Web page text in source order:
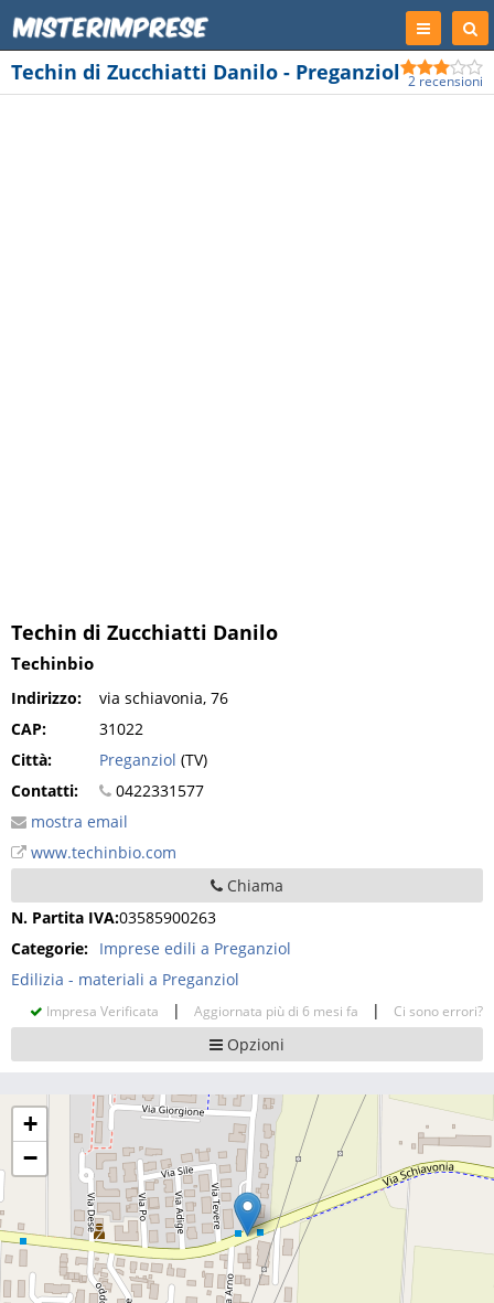
Registrati
Techin di Zucchiatti Danilo - Preganziol 2 recensioni
Techin di Zucchiatti Danilo
Techinbio
Indirizzo:
via schiavonia, 76
CAP:
31022
Città:
Preganziol (TV)
Contatti:
0422331577
mostra email
www.techinbio.com
Chiama
N. Partita IVA:03585900263
Categorie: Imprese edili a Preganziol
Edilizia - materiali a Preganziol
Impresa Verificata | Aggiornata più di 6 mesi fa | Ci sono errori?
Opzioni
+
−